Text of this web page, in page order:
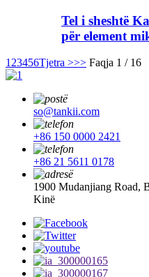
Tel i sheshtë
për element
1 23456Tjetra >>> Faqja 1 / 16
so@tankii.com
+86 150 0000 2421
+86 21 5611 0178
1900 Mudanjiang Road,
Kinë